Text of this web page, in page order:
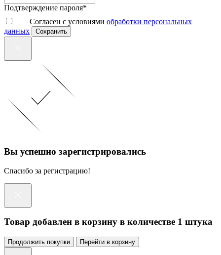
Подтверждение пароля*
Согласен с условиями обработки персональных
данных
Сохранить
Вы успешно зарегистрировались
Спасибо за регистрацию!
Товар добавлен в корзину в количестве 1 штука
Продолжить покупки Перейти в корзину